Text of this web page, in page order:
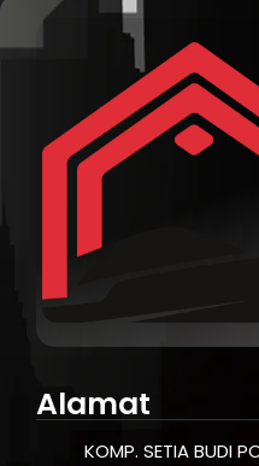
Alamat
KOMP. SETIA BUDI